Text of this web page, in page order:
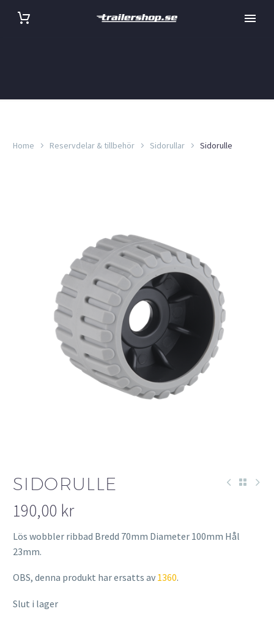
Home Reservdelar & tillbehör Sidorullar Sidorulle
SIDORULLE
190,00 kr
Lös wobbler ribbad Bredd 70mm Diameter 100mm Hål
23mm.
OBS, denna produkt har ersatts av 1360.
Slut i lager